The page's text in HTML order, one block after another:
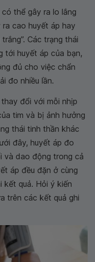
thể gây ra lo lắng
cao huyết áp hay
Các trạng thái
tới huyết áp của bạn,
đủ cho việc chẩn
đo nhiều lần.
đổi với mỗi nhịp
tim và bị ảnh hưởng
thái tinh thần khác
đây, huyết áp đo
và dao động trong cả
áp đều đặn ở cùng
kết quả. Hỏi ý kiến
trên các kết quả ghi